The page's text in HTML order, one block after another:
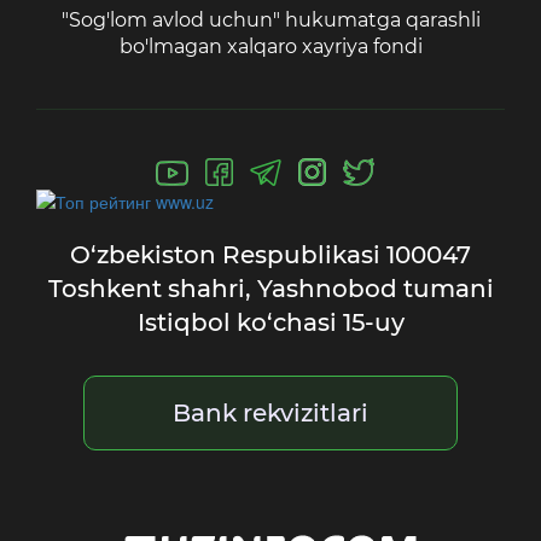
"Sog'lom avlod uchun" hukumatga qarashli
bo'lmagan xalqaro xayriya fondi
O‘zbekiston Respublikasi 100047
Toshkent shahri, Yashnobod tumani
Istiqbol ko‘chasi 15-uy
Bank rekvizitlari